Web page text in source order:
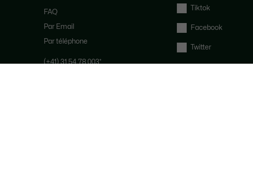
FAQ
Par Email
Par téléphone
(+41) 31 54 78 003*
Tiktok
Facebook
Twitter